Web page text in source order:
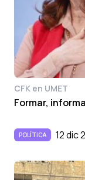
CFK en UMET
Formar,
POLÍTICA 12 dic